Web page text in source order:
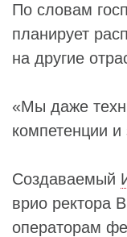
По словам
планирует
на другие
«Мы даже
компетенции
Создаваемый
врио ректора
операторам